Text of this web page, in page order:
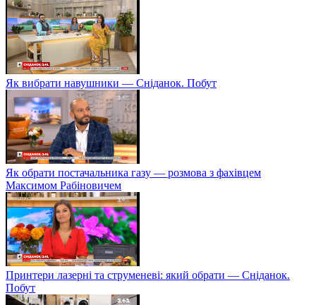
Як вибрати навушники — Сніданок. Побут
Як обрати постачальника газу — розмова з фахівцем
Максимом Рабіновичем
Принтери лазерні та струменеві: який обрати — Сніданок.
Побут